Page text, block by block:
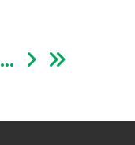
...